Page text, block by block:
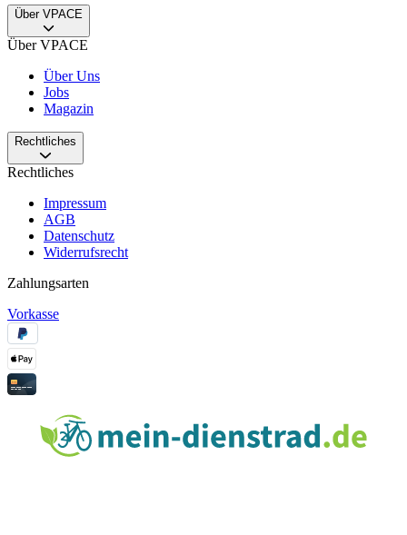
Über VPACE
Über VPACE
Über Uns
Jobs
Magazin
Rechtliches
Rechtliches
Impressum
AGB
Datenschutz
Widerrufsrecht
Zahlungsarten
Vorkasse